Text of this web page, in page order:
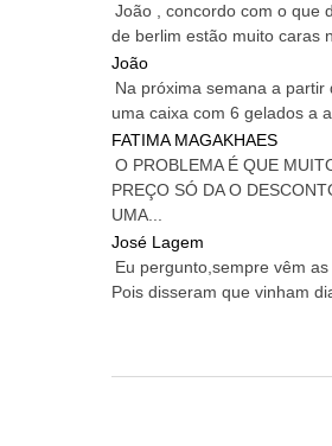
João , concordo com o que
de berlim estão muito caras
João
Na próxima semana a partir
uma caixa com 6 gelados a
FATIMA MAGAKHAES
O PROBLEMA É QUE
PREÇO SÓ DA O
UMA...
José Lagem
Eu pergunto,sempre vêm
Pois disseram que vinham